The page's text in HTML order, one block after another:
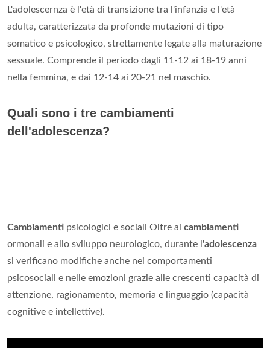
L'adolescernza è l'età di transizione tra l'infanzia e l'età
adulta, caratterizzata da profonde mutazioni di tipo
somatico e psicologico, strettamente legate alla maturazione
sessuale. Comprende il periodo dagli 11-12 ai 18-19 anni
nella femmina, e dai 12-14 ai 20-21 nel maschio.
Quali sono i tre cambiamenti
dell'adolescenza?
Cambiamenti psicologici e sociali Oltre ai cambiamenti
ormonali e allo sviluppo neurologico, durante l'adolescenza
si verificano modifiche anche nei comportamenti
psicosociali e nelle emozioni grazie alle crescenti capacità di
attenzione, ragionamento, memoria e linguaggio (capacità
cognitive e intellettive).